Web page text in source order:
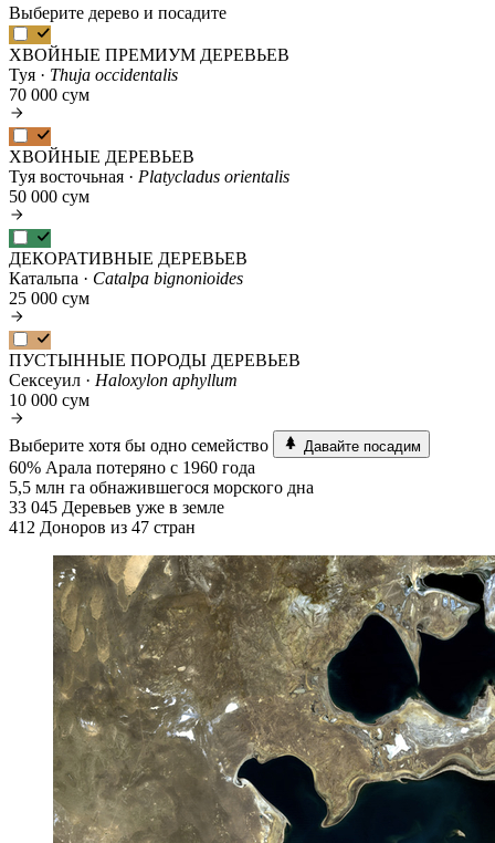
Выберите дерево и посадите
ХВОЙНЫЕ ПРЕМИУМ ДЕРЕВЬЕВ
Туя · Thuja occidentalis
70 000 сум
ХВОЙНЫЕ ДЕРЕВЬЕВ
Туя восточьная · Platycladus orientalis
50 000 сум
ДЕКОРАТИВНЫЕ ДЕРЕВЬЕВ
Катальпа · Catalpa bignonioides
25 000 сум
ПУСТЫННЫЕ ПОРОДЫ ДЕРЕВЬЕВ
Сексеуил · Haloxylon aphyllum
10 000 сум
Выберите хотя бы одно семейство Давайте посадим
60% Арала потеряно с 1960 года
5,5 млн га обнажившегося морского дна
33 045 Деревьев уже в земле
412 Доноров из 47 стран